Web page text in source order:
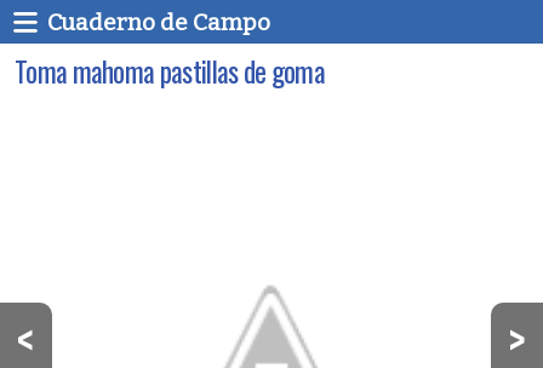
Cuaderno de Campo
Toma mahoma pastillas de goma